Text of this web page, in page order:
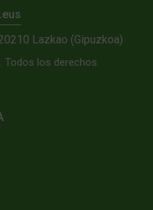
Lazkao (Gipuzkoa)
Todos los derechos